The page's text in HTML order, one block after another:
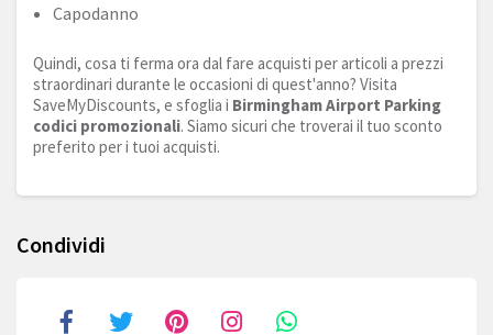
Capodanno
Quindi, cosa ti ferma ora dal fare acquisti per articoli a prezzi
straordinari durante le occasioni di quest'anno? Visita
SaveMyDiscounts, e sfoglia i Birmingham Airport Parking
codici promozionali. Siamo sicuri che troverai il tuo sconto
preferito per i tuoi acquisti.
Condividi